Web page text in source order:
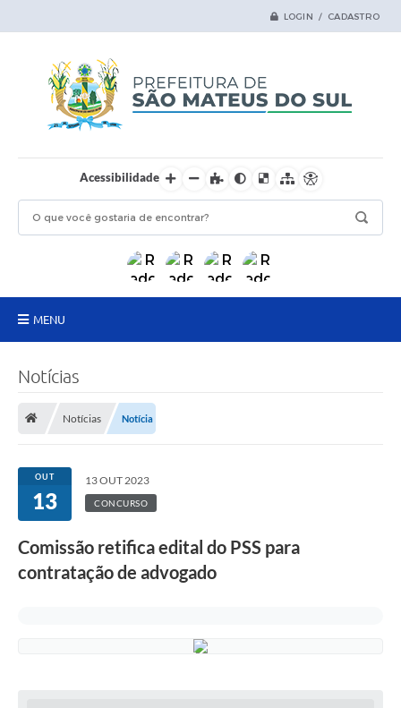
LOGIN / CADASTRO
Acessibilidade
MENU
Transparência
Secretarias
Ouvidoria
Notícias
Notícias Notícia
OUT
13
13 OUT 2023
CONCURSO
Comissão retifica edital do PSS para
contratação de advogado